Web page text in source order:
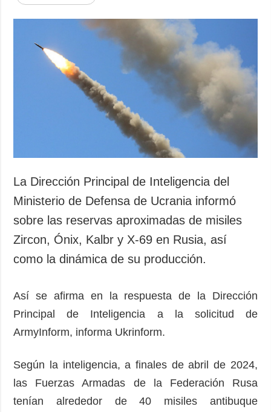
Política
Defensa
Sociedad y
Política de
privacidad y
protección de
datos personales
ADICIONAL
Podcasts
Publicaciones
Entrevistas
Fotos
Releases
SERVICIOS
Suscripción
Banco de
imágenes
La Dirección Principal de Inteligencia del
Ministerio de Defensa de Ucrania informó
sobre las reservas aproximadas de misiles
Zircon, Ónix, Kalbr y X-69 en Rusia, así
como la dinámica de su producción.
Así se afirma en la respuesta de la Dirección
Principal de Inteligencia a la solicitud de
ArmyInform, informa Ukrinform.
Según la inteligencia, a finales de abril de 2024,
las Fuerzas Armadas de la Federación Rusa
tenían alrededor de 40 misiles antibuque